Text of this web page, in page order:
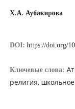
Х.А. Аубакирова
DOI: https://doi.org/
Ключевые слова:
религия,